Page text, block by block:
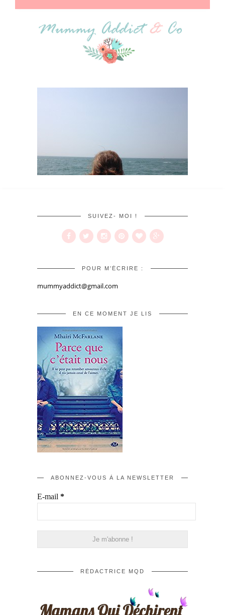
SUIVEZ- MOI !
POUR M’ÉCRIRE :
mummyaddict@gmail.com
EN CE MOMENT JE LIS
ABONNEZ-VOUS À LA NEWSLETTER
E-mail *
RÉDACTRICE MQD